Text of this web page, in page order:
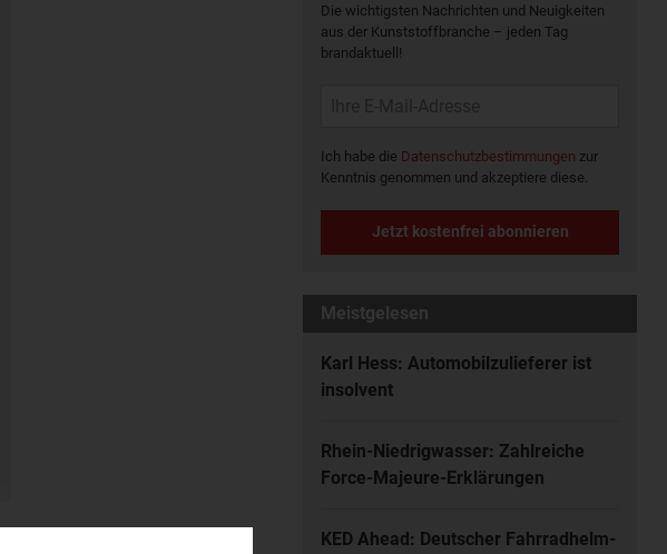
Die wichtigsten Nachrichten und Neuigkeiten
aus der Kunststoffbranche – jeden Tag
brandaktuell!
Ich habe die Datenschutzbestimmungen zur
Kenntnis genommen und akzeptiere diese.
Jetzt kostenfrei abonnieren
Meistgelesen
Karl Hess: Automobilzulieferer ist
insolvent
Rhein-Niedrigwasser: Zahlreiche
Force-Majeure-Erklärungen
KED Ahead: Deutscher Fahrradhelm-